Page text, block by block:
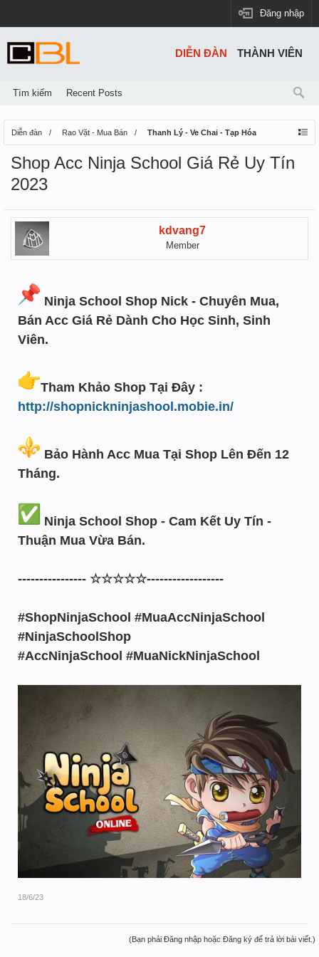
Đăng nhập
Diễn đàn Rao Vặt - Mua Bán Thanh Lý - Ve Chai - Tạp Hóa
Shop Acc Ninja School Giá Rẻ Uy Tín
2023
kdvang7
Member
Ninja School Shop Nick - Chuyên Mua,
Bán Acc Giá Rẻ Dành Cho Học Sinh, Sinh
Viên.
Tham Khảo Shop Tại Đây :
http://shopnickninjashool.mobie.in/
Bảo Hành Acc Mua Tại Shop Lên Đến 12
Tháng.
Ninja School Shop - Cam Kết Uy Tín -
Thuận Mua Vừa Bán.
---------------- ☆☆☆☆☆------------------
#ShopNinjaSchool #MuaAccNinjaSchool
#NinjaSchoolShop
#AccNinjaSchool #MuaNickNinjaSchool
18/6/23
(Bạn phải Đăng nhập hoặc Đăng ký để trả lời bài viết.)
DIỄN ĐÀN
Tìm kiếm Recent Posts
THÀNH VIÊN